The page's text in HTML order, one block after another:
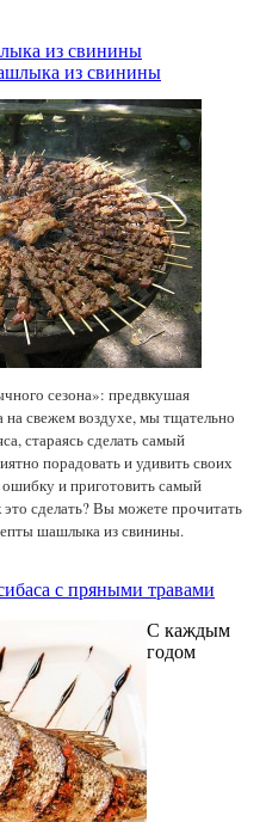
из свинины
сезона»: предвкушая
свежем воздухе, мы тщательно
стараясь сделать самый
порадовать и удивить своих
и приготовить самый
сделать? Вы можете прочитать
шашлыка из свинины.
с пряными травами
С каждым
годом